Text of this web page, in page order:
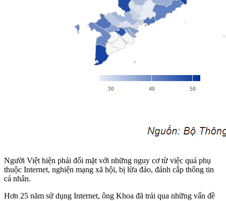
Người Việt hiện phải đối mặt với những nguy cơ từ việc quá phụ
thuộc Internet, nghiện mạng xã hội, bị lừa đảo, đánh cắp thông tin
cá nhân.
Hơn 25 năm sử dụng Internet, ông Khoa đã trải qua những vấn đề